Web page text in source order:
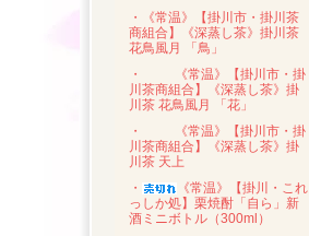
・《常温》【掛川市・掛川茶
商組合】《深蒸し茶》掛川茶
花鳥風月 「鳥」
・
《常温》【掛川市・掛
川茶商組合】《深蒸し茶》掛
川茶 花鳥風月 「花」
・
《常温》【掛川市・掛
川茶商組合】《深蒸し茶》掛
川茶 天上
・
《常温》【掛川・これ
っしか処】栗焼酎「自ら」新
酒ミニボトル（300ml）